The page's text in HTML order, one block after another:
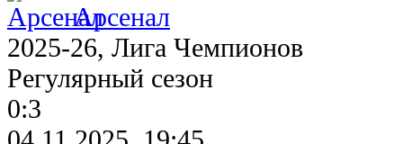
Арсенал
2025-26, Лига Чемпионов
Регулярный сезон
0:3